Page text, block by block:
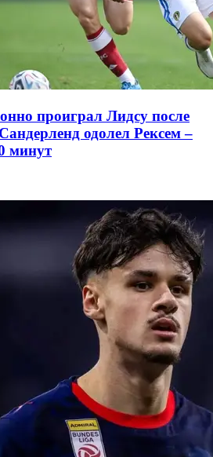
проиграл Лидсу после
одолел Рексем –
минут